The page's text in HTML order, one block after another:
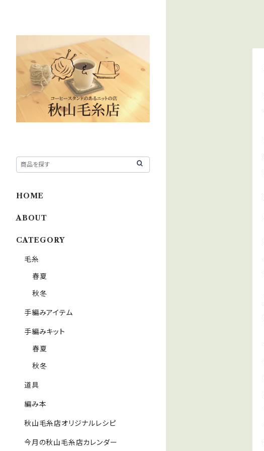
HOME
ABOUT
CATEGORY
毛糸
春夏
秋冬
手編みアイテム
手編みキット
春夏
秋冬
道具
編み本
秋山毛糸店オリジナルレシピ
今月の秋山毛糸店カレンダー